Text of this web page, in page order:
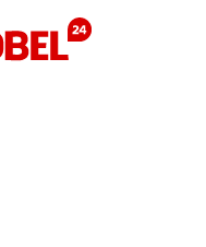
anzeigen